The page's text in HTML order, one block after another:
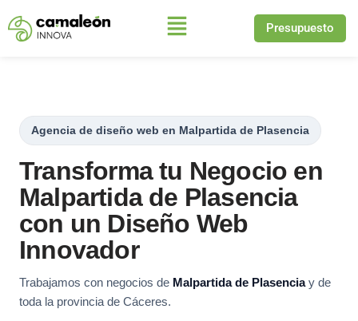
Saltar
Presupuesto
Agencia de diseño web en Malpartida de Plasencia
Transforma tu Negocio en
Malpartida de Plasencia
con un Diseño Web
Innovador
Trabajamos con negocios de Malpartida de Plasenciay de
toda la provincia de Cáceres.